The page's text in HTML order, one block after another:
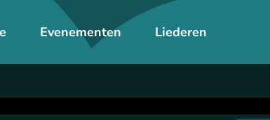
Evenementen Liederen